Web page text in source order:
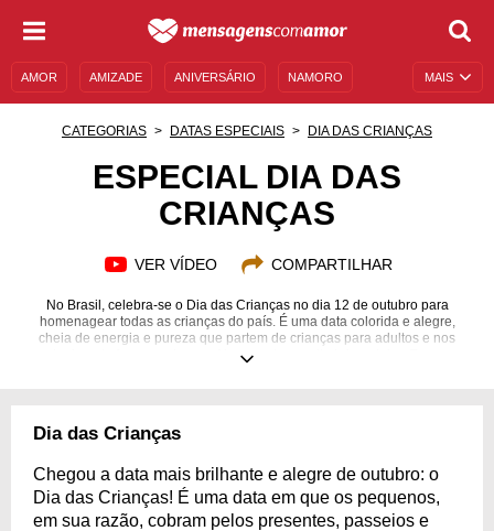
MAIS
AMOR AMIZADE ANIVERSÁRIO NAMORO
MENSAGENS DE ANIVERSÁRIO
CATEGORIAS DATAS ESPECIAIS DIA DAS CRIANÇAS
ESPECIAL DIA DAS
CRIANÇAS
VER VÍDEO COMPARTILHAR
No Brasil, celebra-se o Dia das Crianças no dia 12 de outubro para
homenagear todas as crianças do país. É uma data colorida e alegre,
cheia de energia e pureza que partem de crianças para adultos e nos
contagiam de forma poderosa. Nas escolas, muita brincadeira. Em casa,
crianças. Desde frases a dicas de brincadeiras e de desenvolvimento para
também! Confira!
Dia das Crianças
Chegou a data mais brilhante e alegre de outubro: o
Dia das Crianças! É uma data em que os pequenos,
em sua razão, cobram pelos presentes, passeios e